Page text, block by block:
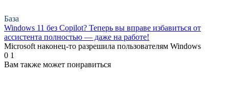
База
Windows 11 без Copilot? Теперь вы вправе избавиться от
ассистента полностью — даже на работе!
Microsoft наконец-то разрешила пользователям Windows
0 1
Вам также может понравиться